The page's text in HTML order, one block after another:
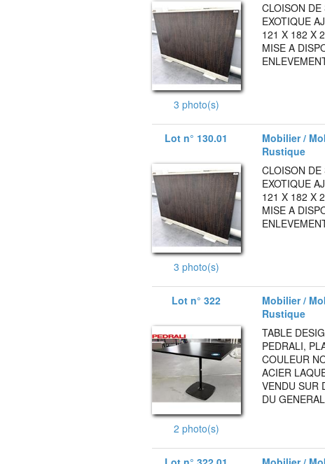
3 photo(s)
CLOISON DE
EXOTIQUE
121 X 182 X
MISE A
Lot n° 130.01
Mobilier /
Rustique
3 photo(s)
CLOISON DE
EXOTIQUE
121 X 182 X
MISE A
Lot n° 322
Mobilier /
Rustique
2 photo(s)
TABLE
PEDRALI,
COULEUR
ACIER
VENDU SUR
DU